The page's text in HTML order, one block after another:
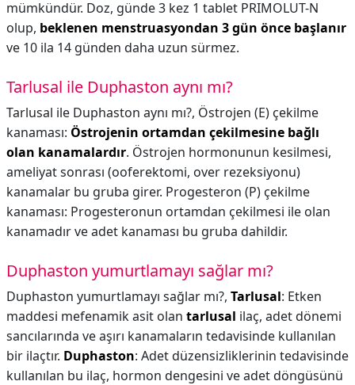
mümkündür. Doz, günde 3 kez 1 tablet PRIMOLUT-N
olup, beklenen menstruasyondan 3 gün önce başlanır
ve 10 ila 14 günden daha uzun sürmez.
Tarlusal ile Duphaston aynı mı?
Tarlusal ile Duphaston aynı mı?, Östrojen (E) çekilme
kanaması: Östrojenin ortamdan çekilmesine bağlı
olan kanamalardır. Östrojen hormonunun kesilmesi,
ameliyat sonrası (ooferektomi, over rezeksiyonu)
kanamalar bu gruba girer. Progesteron (P) çekilme
kanaması: Progesteronun ortamdan çekilmesi ile olan
kanamadır ve adet kanaması bu gruba dahildir.
Duphaston yumurtlamayı sağlar mı?
Duphaston yumurtlamayı sağlar mı?, Tarlusal: Etken
maddesi mefenamik asit olan tarlusal ilaç, adet dönemi
sancılarında ve aşırı kanamaların tedavisinde kullanılan
bir ilaçtır. Duphaston: Adet düzensizliklerinin tedavisinde
kullanılan bu ilaç, hormon dengesini ve adet döngüsünü